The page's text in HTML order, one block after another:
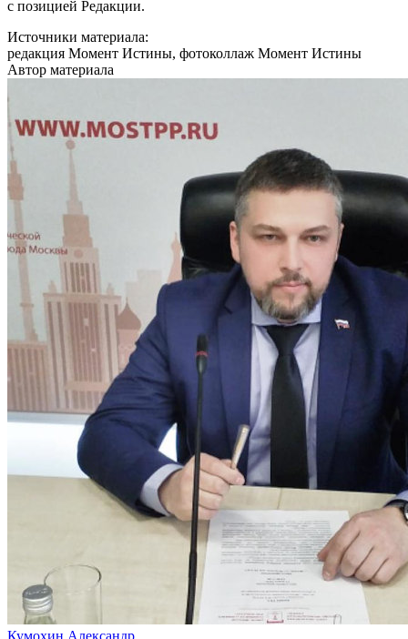
с позицией Редакции.
Источники материала:
редакция Момент Истины, фотоколлаж Момент Истины
Автор материала
Кумохин Александр